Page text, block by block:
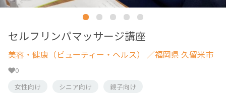
セルフリンパマッサージ講座
美容・健康（ビューティー・ヘルス） ／福岡県 久留米市
0
女性向け
シニア向け 親子向け